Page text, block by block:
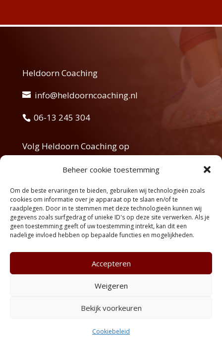
Beheer cookie toestemming
Om de beste ervaringen te bieden, gebruiken wij technologieën zoals
cookies om informatie over je apparaat op te slaan en/of te
raadplegen. Door in te stemmen met deze technologieën kunnen wij
gegevens zoals surfgedrag of unieke ID's op deze site verwerken. Als je
geen toestemming geeft of uw toestemming intrekt, kan dit een
nadelige invloed hebben op bepaalde functies en mogelijkheden.
Accepteren
Weigeren
Bekijk voorkeuren
Cookiebeleid
Heldoorn Coaching
info@heldoorncoaching.nl
06-13 245 304
Volg Heldoorn Coaching op